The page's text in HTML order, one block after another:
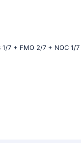
7 + FMO 2/7 + NOC 1/